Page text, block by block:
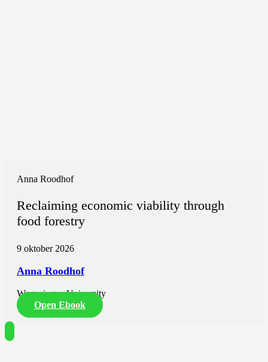
Anna Roodhof
Reclaiming economic viability through
food forestry
9 oktober 2026
Anna Roodhof
Wageningen University
Open Ebook